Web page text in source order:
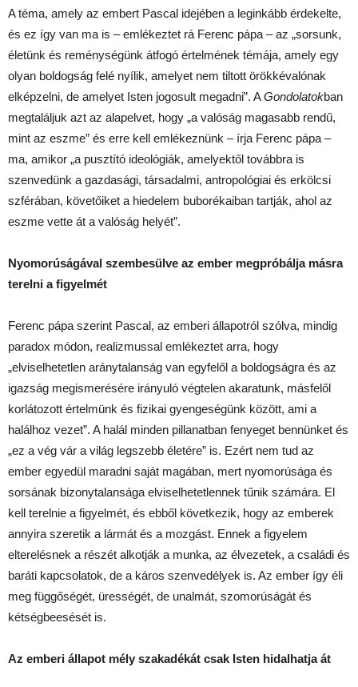
A téma, amely az embert Pascal idejében a leginkább érdekelte,
és ez így van ma is – emlékeztet rá Ferenc pápa – az „sorsunk,
életünk és reménységünk átfogó értelmének témája, amely egy
olyan boldogság felé nyílik, amelyet nem tiltott örökkévalónak
elképzelni, de amelyet Isten jogosult megadni”. AGondolatokban
megtaláljuk azt az alapelvet, hogy „a valóság magasabb rendű,
mint az eszme” és erre kell emlékeznünk – írja Ferenc pápa –
ma, amikor „a pusztító ideológiák, amelyektől továbbra is
szenvedünk a gazdasági, társadalmi, antropológiai és erkölcsi
szférában, követőiket a hiedelem buborékaiban tartják, ahol az
eszme vette át a valóság helyét”.
Nyomorúságával szembesülve az ember megpróbálja másra
terelni a figyelmét
Ferenc pápa szerint Pascal, az emberi állapotról szólva, mindig
paradox módon, realizmussal emlékeztet arra, hogy
„elviselhetetlen aránytalanság van egyfelől a boldogságra és az
igazság megismerésére irányuló végtelen akaratunk, másfelől
korlátozott értelmünk és fizikai gyengeségünk között, ami a
halálhoz vezet”. A halál minden pillanatban fenyeget bennünket és
„ez a vég vár a világ legszebb életére” is. Ezért nem tud az
ember egyedül maradni saját magában, mert nyomorúsága és
sorsának bizonytalansága elviselhetetlennek tűnik számára. El
kell terelnie a figyelmét, és ebből következik, hogy az emberek
annyira szeretik a lármát és a mozgást. Ennek a figyelem
elterelésnek a részét alkotják a munka, az élvezetek, a családi és
baráti kapcsolatok, de a káros szenvedélyek is. Az ember így éli
meg függőségét, ürességét, de unalmát, szomorúságát és
kétségbeesését is.
Az emberi állapot mély szakadékát csak Isten hidalhatja át